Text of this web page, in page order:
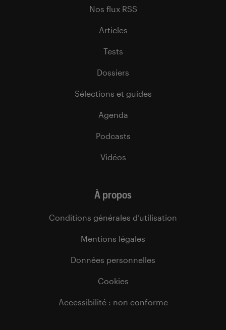
Nos flux RSS
Articles
Tests
Dossiers
Sélections et guides
Agenda
Podcasts
Vidéos
À propos
Conditions générales d’utilisation
Mentions légales
Données personnelles
Cookies
Accessibilité : non conforme